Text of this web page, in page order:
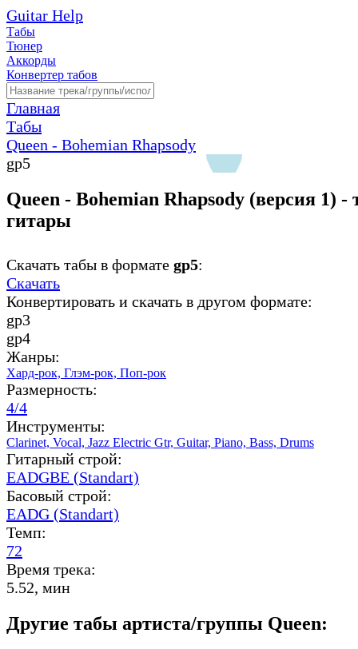
Guitar Help
Табы
Тюнер
Аккорды
Конвертер табов
Главная
Табы
Queen - Bohemian Rhapsody
gp5
Queen - Bohemian Rhapsody (версия 1) -
гитары
Скачать табы в формате gp5:
Скачать
Конвертировать и скачать в другом формате:
gp3
gp4
Жанры:
Хард-рок, Глэм-рок, Поп-рок
Размерность:
4/4
Инструменты:
Clarinet, Vocal, Jazz Electric Gtr, Guitar, Piano, Bass, Drums
Гитарный строй:
EADGBE (Standart)
Басовый строй:
EADG (Standart)
Темп:
72
Время трека:
5.52, мин
Другие табы артиста/группы Queen: